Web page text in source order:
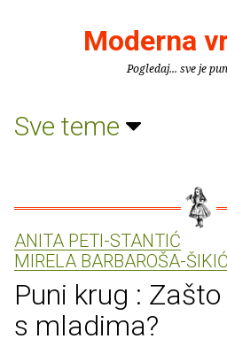
Moderna
Pogledaj... sve je
Sve teme
ANITA PETI-STANTIĆ
MIRELA BARBAROŠA-ŠIKIĆ
Puni krug :
s mladima?